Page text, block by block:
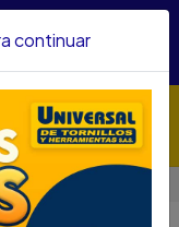
por compras
TON TC4408
continuar